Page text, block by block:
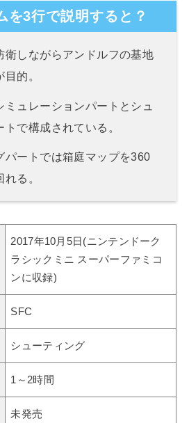
を3行で説明すると？
衛しながらアンドルフの基地
的。
ミュレーションパートとシュ
で構成されている。
パートでは箱庭マップを360
る。
2017年10月5日(ニンテンドーク
ラシックミニ スーパーファミコ
ンに収録)
SFC
シューティング
1～2時間
未発売